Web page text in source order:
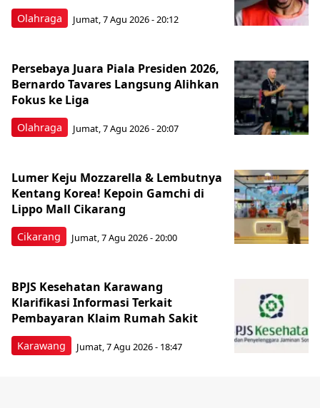
Olahraga Jumat, 7 Agu 2026 - 20:12
Olahraga
Persebaya Juara Piala Presiden 2026,
Bernardo Tavares Langsung Alihkan
Fokus ke Liga
Jumat, 7 Agu 2026 - 20:07
Cikarang
Lumer Keju Mozzarella & Lembutnya
Kentang Korea! Kepoin Gamchi di
Lippo Mall Cikarang
Jumat, 7 Agu 2026 - 20:00
Karawang
BPJS Kesehatan Karawang
Klarifikasi Informasi Terkait
Pembayaran Klaim Rumah Sakit
Jumat, 7 Agu 2026 - 18:47